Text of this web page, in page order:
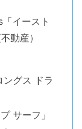
イースト
動産）
グス ドラ
サーフ」